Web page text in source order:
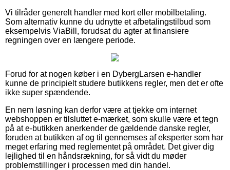
Vi tilråder generelt handler med kort eller mobilbetaling.
Som alternativ kunne du udnytte et afbetalingstilbud som
eksempelvis ViaBill, forudsat du agter at finansiere
regningen over en længere periode.
Forud for at nogen køber i en DybergLarsen e-handler
kunne de principielt studere butikkens regler, men det er ofte
ikke super spændende.
En nem løsning kan derfor være at tjekke om internet
webshoppen er tilsluttet e-mærket, som skulle være et tegn
på at e-butikken anerkender de gældende danske regler,
foruden at butikken af og til gennemses af eksperter som har
meget erfaring med reglementet på området. Det giver dig
lejlighed til en håndsrækning, for så vidt du møder
problemstillinger i processen med din handel.